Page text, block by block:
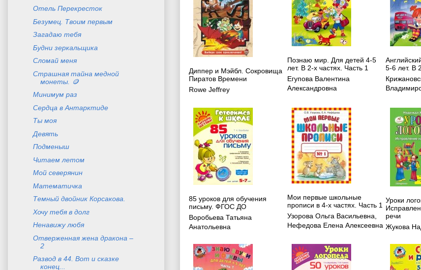
Диппер и Мэйбл. Сокровища
Пиратов Времени
Rowe Jeffrey
Познаю мир. Для детей 4-5
лет. В 2-х частях. Часть 1
Егупова Валентина
Александровна
5-6 лет. В
85 уроков для обучения
письму. ФГОС ДО
Воробьева Татьяна
Анатольевна
Мои первые школьные
прописи в 4-х частях. Часть 1
Узорова Ольга Васильевна
Нефедова Елена Алексеевна
Уроки
речи
Жукова
Отель Перекресток
Безумец. Твоим первым
Загадаю тебя
Будни зеркальщика
Сломай меня
Страшная тайна медной
монеты. 🪙
Минимум раз
Сердца в Антарктиде
Ты моя
Девять
Подменыш
Читаем летом
Мой северянин
Математичка
Темный двойник Корсакова.
Хочу тебя в долг
Ненавижу любя
Отверженная жена дракона –
2
Развод в 44. Вот и сказке
конец...